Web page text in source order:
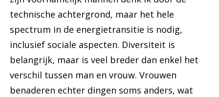
technische achtergrond, maar het hele
spectrum in de energietransitie is nodig,
inclusief sociale aspecten. Diversiteit is
belangrijk, maar is veel breder dan enkel het
verschil tussen man en vrouw. Vrouwen
benaderen echter dingen soms anders, wat